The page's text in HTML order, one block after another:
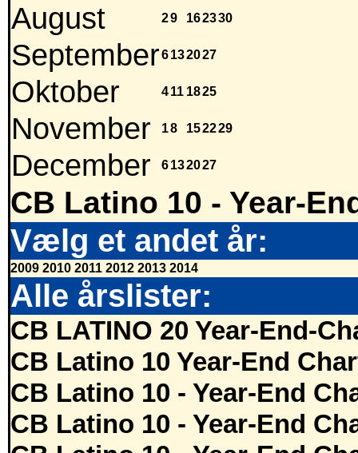
August 29 162330
September6132027
Oktober 411 1825
November 18 152229
December 6132027
CB Latino 10 - Year-
Vælg et andet år:
2009 2010 2011 2012 2013 2014
Alle årslister:
CB LATINO 20 Year-End-
CB Latino 10 Year-End
CB Latino 10 - Year-End
CB Latino 10 - Year-End